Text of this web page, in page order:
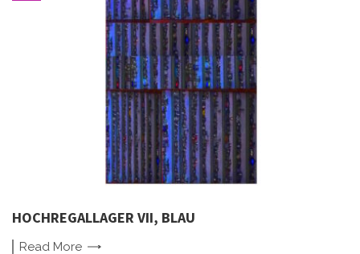
HOCHREGALLAGER VII, BLAU
Read More